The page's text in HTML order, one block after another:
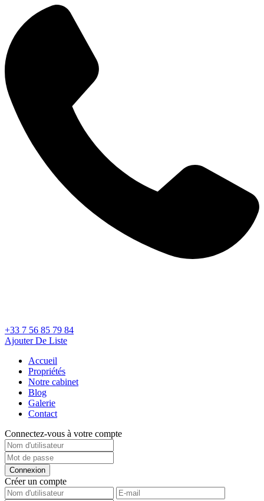
+33 7 56 85 79 84
Ajouter De Liste
Accueil
Propriétés
Notre cabinet
Blog
Galerie
Contact
Connectez-vous à votre compte
Connexion
Créer un compte